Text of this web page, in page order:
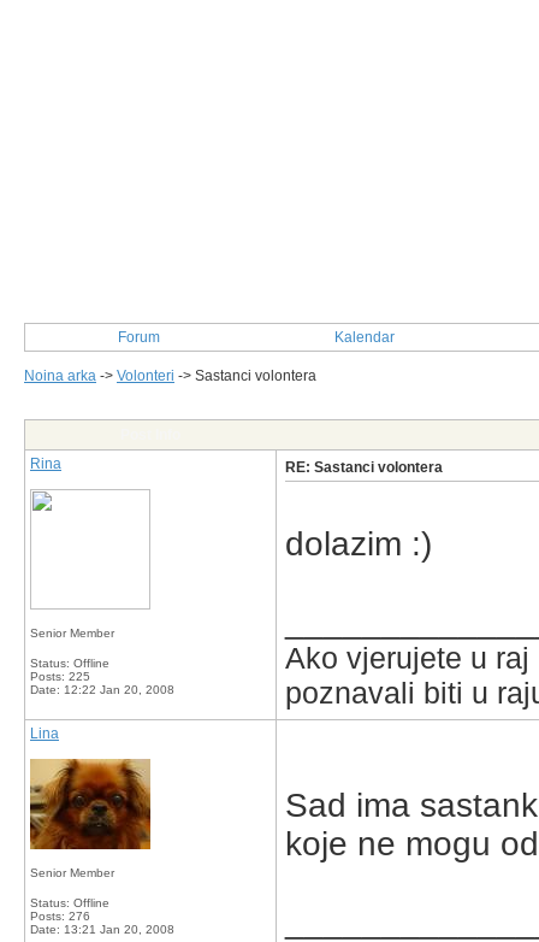
Forum Kalendar
Noina arka -> Volonteri -> Sastanci volontera
Rina
Senior Member
Status: Offline
Posts: 225
Date: 12:22 Jan 20, 2008
RE: Sastanci volontera
dolazim :)
Ako vjerujete u
poznavali biti u
Lina
Senior Member
Status: Offline
Posts: 276
Date: 13:21 Jan 20, 2008
Sad ima
koje ne mogu